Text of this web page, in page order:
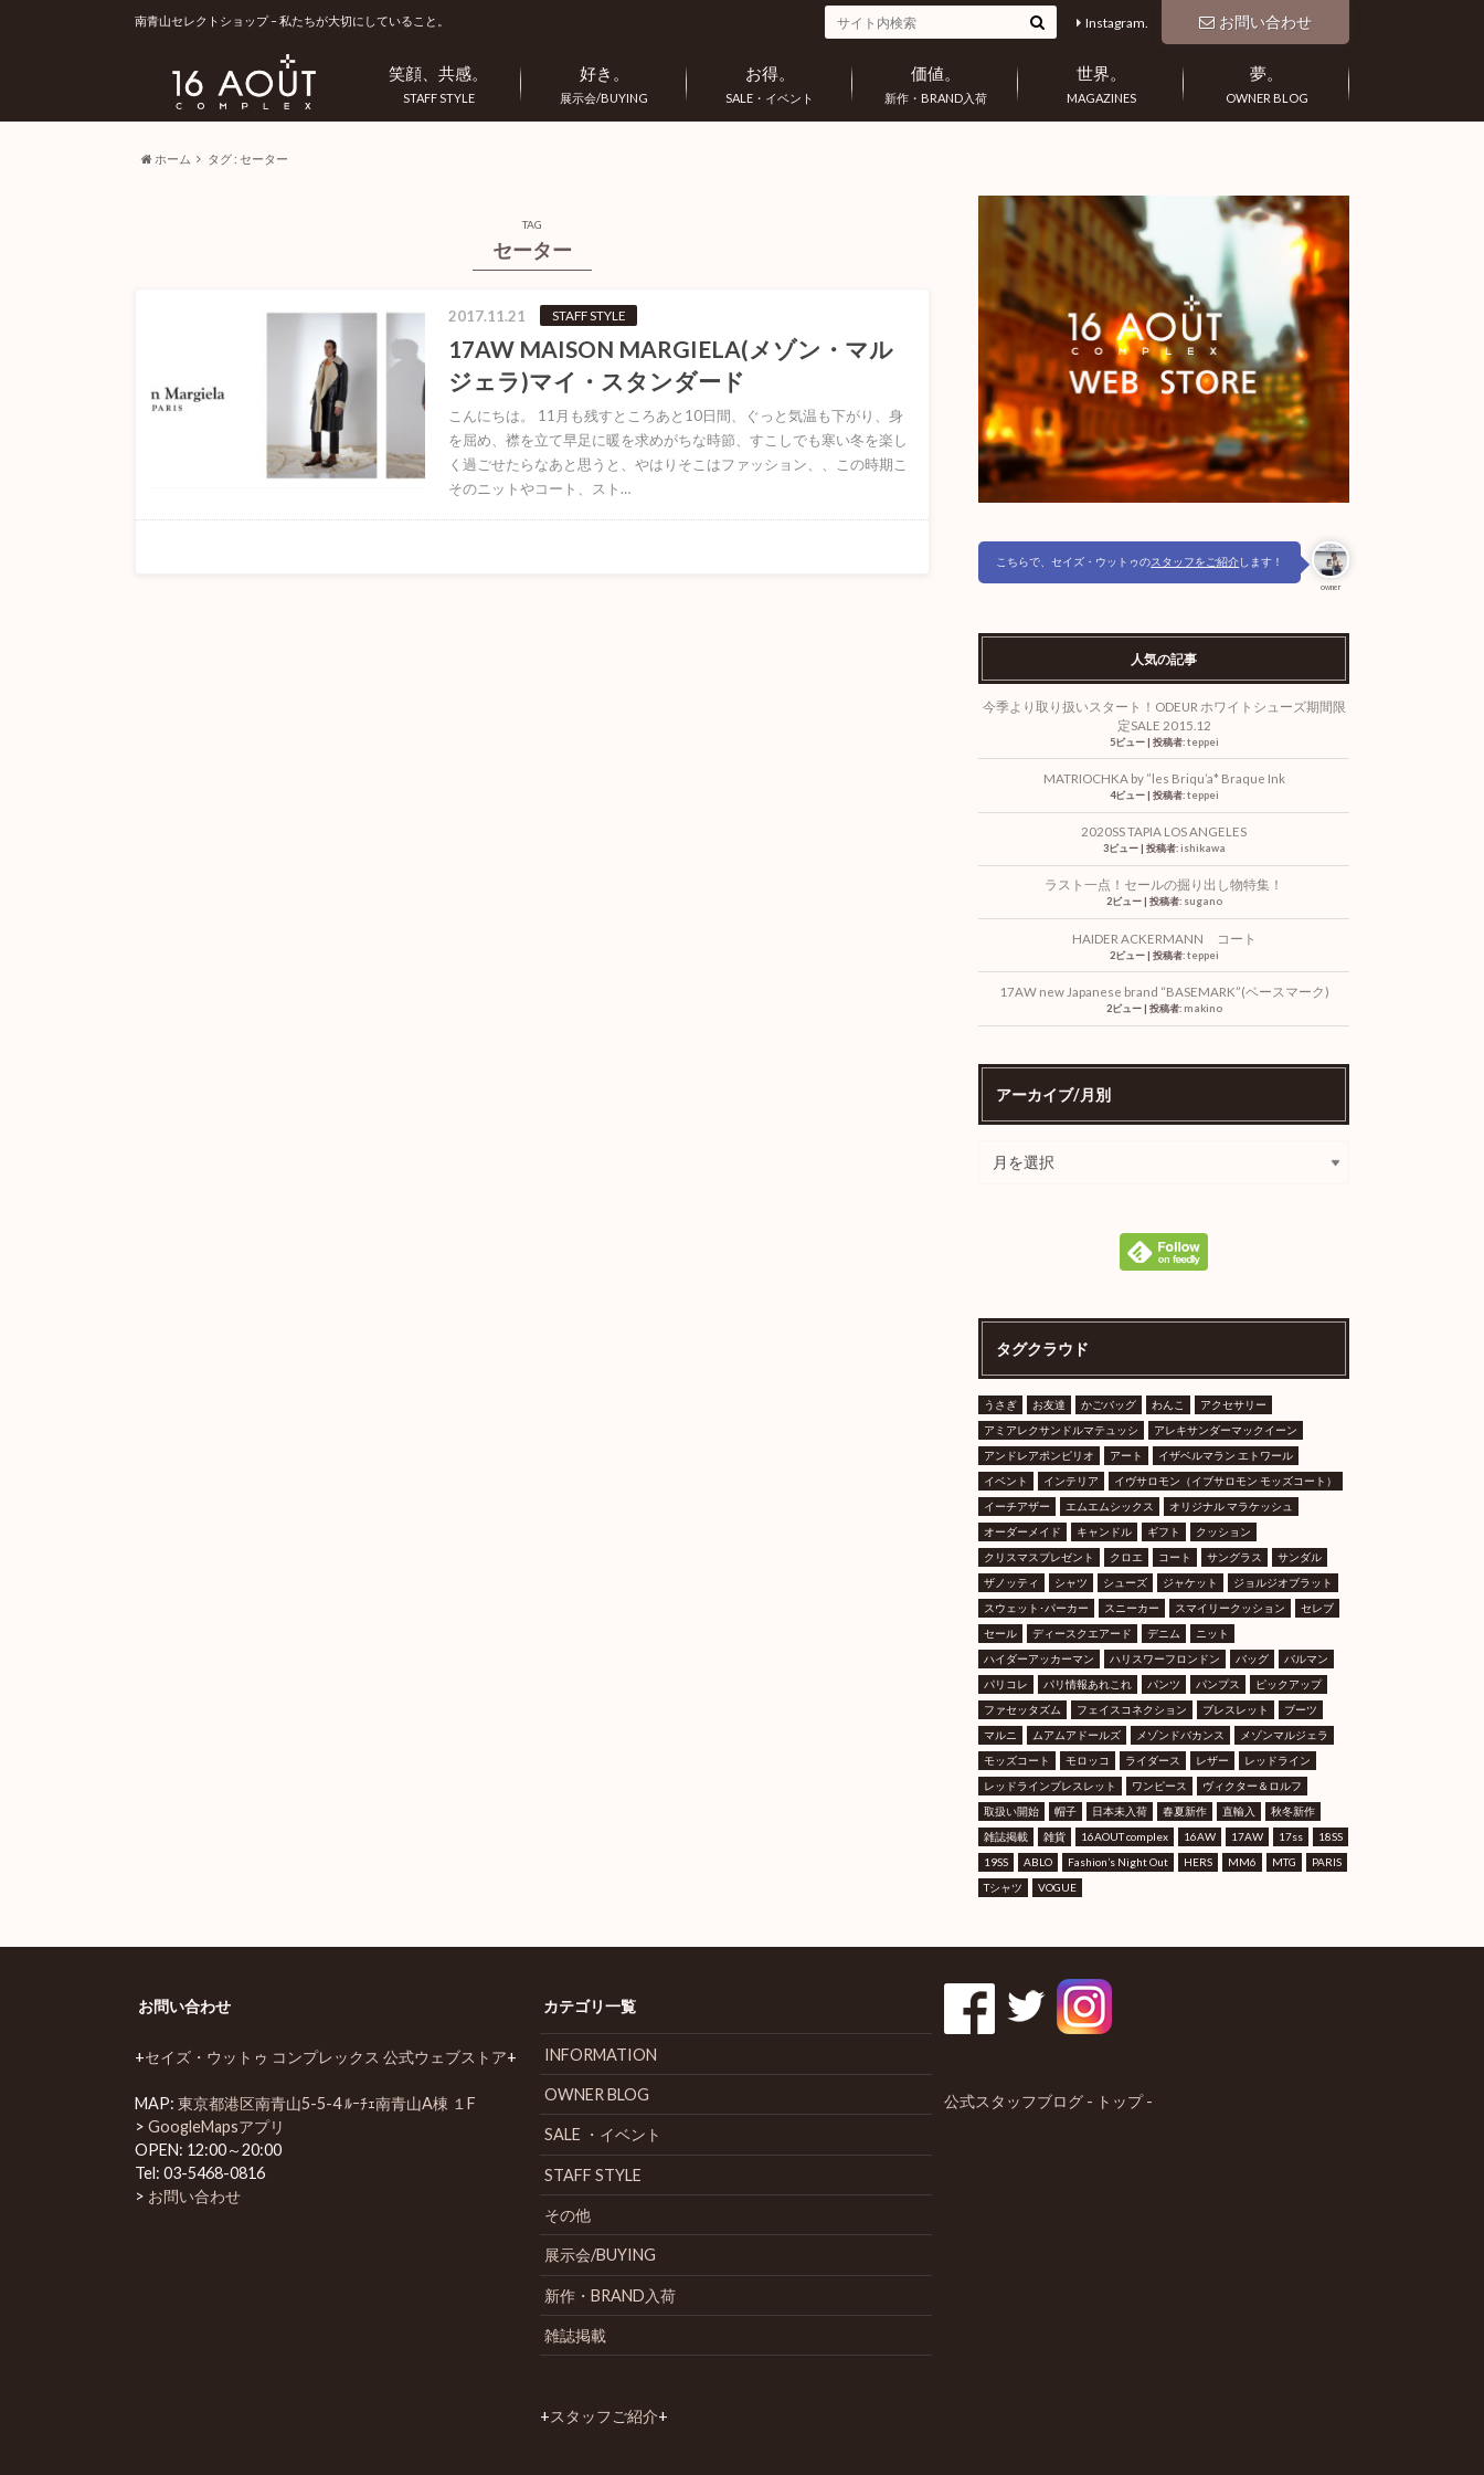
南青山セレクトショップ – 私たちが大切にしていること。 お問い合わせ
Instagram.
STAFF STYLE
笑顔、共感。
展示会/BUYING
好き。
SALE・イベント
お得。
新作・BRAND入荷
価値。
MAGAZINES
世界。
OWNER BLOG
夢。
ホーム タグ : セーター
TAG
セーター
2017.11.21 STAFF STYLE
17AW MAISON MARGIELA(メゾン・マル
ジェラ)マイ・スタンダード
こんにちは。 11月も残すところあと10日間、ぐっと気温も下がり、身
を屈め、襟を立て早足に暖を求めがちな時節、すこしでも寒い冬を楽し
く過ごせたらなあと思うと、やはりそこはファッション、、この時期こ
そのニットやコート、スト…
owner
こちらで、セイズ・ウットゥのスタッフをご紹介します！
人気の記事
今季より取り扱いスタート！ODEUR ホワイトシューズ期間限
定SALE 2015.12
5ビュー| 投稿者:teppei
MATRIOCHKA by ”les Briqu’a* Braque Ink
4ビュー| 投稿者:teppei
2020SS TAPIA LOS ANGELES
3ビュー| 投稿者:ishikawa
ラスト一点！セールの掘り出し物特集！
2ビュー| 投稿者: sugano
HAIDER ACKERMANN コート
2ビュー| 投稿者:teppei
17AW new Japanese brand “BASEMARK”(ベースマーク)
2ビュー| 投稿者: makino
アーカイブ/月別
タグクラウド
うさぎ お友達 かごバッグ わんこ
アクセサリー
アミアレクサンドルマテュッシ
アレキサンダーマックイーン
アンドレアポンピリオ
アート
イザベルマラン エトワール
イベント
インテリア
イヴサロモン（イブサロモン モッズコート）
イーチアザー
エムエムシックス
オリジナル マラケッシュ
オーダーメイド
キャンドル ギフト
クッション
クリスマスプレゼント
クロエ コート サングラス
サンダル
ザノッティ
シャツ シューズ ジャケット
ジョルジオブラット
スウェット･パーカー
スニーカー スマイリークッション
セレブ
セール
ディースクエアード デニム
ニット
ハイダーアッカーマン
ハリスワーフロンドン バッグ
バルマン
パリコレ
パリ情報あれこれ パンツ パンプス
ピックアップ
ファセッタズム
フェイスコネクション ブレスレット
ブーツ
マルニ
ムアムアドールズ メゾンドバカンス
メゾンマルジェラ
モッズコート
モロッコ ライダース レザー
レッドライン
レッドラインブレスレット
ワンピース
ヴィクター＆ロルフ
取扱い開始
帽子 日本未入荷 春夏新作 直輸入
秋冬新作
雑誌掲載
雑貨 16AOUT complex 16AW 17AW 17ss
18SS
19SS
ABLO Fashion’s Night Out HERS MM6 MTG
PARIS
Tシャツ
VOGUE
お問い合わせ
+セイズ・ウットゥ コンプレックス 公式ウェブストア+
MAP: 東京都港区南青山5-5-4 ﾙｰﾁｪ南青山A棟 １F
> GoogleMapsアプリ
OPEN: 12:00～20:00
Tel: 03-5468-0816
> お問い合わせ
カテゴリ一覧
INFORMATION
OWNER BLOG
SALE ・イベント
STAFF STYLE
その他
展示会/BUYING
新作・BRAND入荷
雑誌掲載
+スタッフご紹介+
公式スタッフブログ - トップ -